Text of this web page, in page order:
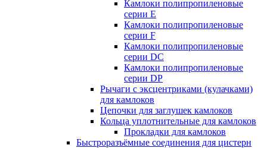
Камлоки полипропиленовые
серии Е
Камлоки полипропиленовые
серии F
Камлоки полипропиленовые
серии DC
Камлоки полипропиленовые
серии DP
Рычаги с эксцентриками (кулачками)
для камлоков
Цепочки для заглушек камлоков
Кольца уплотнительные для камлоков
Прокладки для камлоков
Быстроразъёмные соединения для цистерн